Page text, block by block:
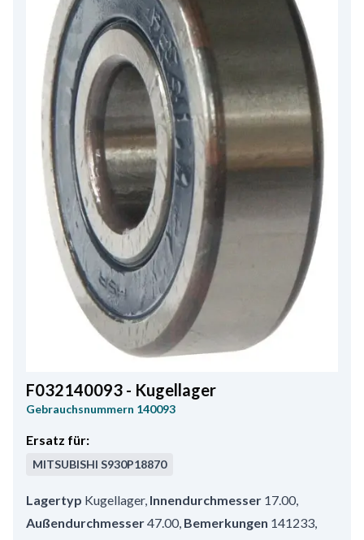
F032140093 - Kugellager
Gebrauchsnummern 140093
Ersatz für:
MITSUBISHI S930P18870
Lagertyp Kugellager, Innendurchmesser 17.00,
Außendurchmesser47.00, Bemerkungen 141233